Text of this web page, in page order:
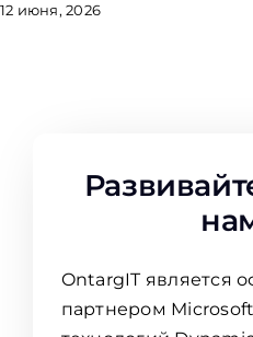
12 июня, 2026
OntargIT является
партнером